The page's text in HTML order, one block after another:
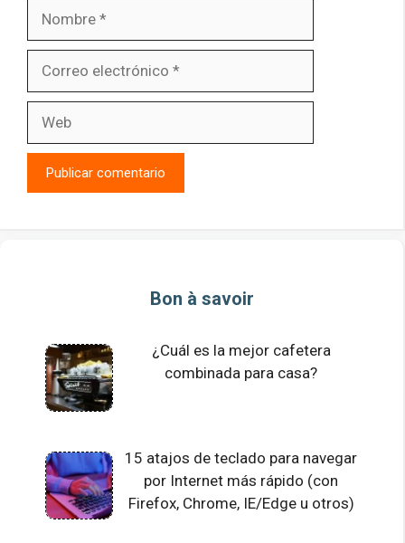
Bon à savoir
¿Cuál es la mejor cafetera
combinada para casa?
15 atajos de teclado para navegar
por Internet más rápido (con
Firefox, Chrome, IE/Edge u otros)